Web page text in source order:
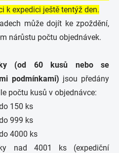
k expedici ještě tentýž den.
může dojít ke zpoždění,
nárůstu počtu objednávek.
(od 60 kusů nebo se
podmínkami) jsou předány
počtu kusů v objednávce:
150 ks
999 ks
4000 ks
nad 4001 ks (expediční